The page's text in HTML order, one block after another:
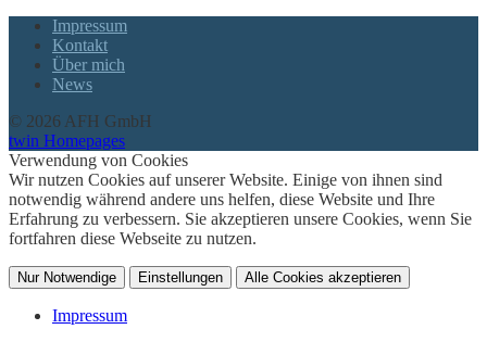
Impressum
Kontakt
Über mich
News
© 2026 AFH GmbH
twin Homepages
Verwendung von Cookies
Wir nutzen Cookies auf unserer Website. Einige von ihnen sind
notwendig während andere uns helfen, diese Website und Ihre
Erfahrung zu verbessern. Sie akzeptieren unsere Cookies, wenn Sie
fortfahren diese Webseite zu nutzen.
Nur Notwendige Einstellungen Alle Cookies akzeptieren
Impressum